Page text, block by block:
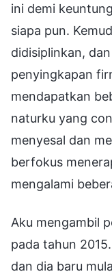
ini demi
siapa pun.
didisiplinkan,
penyingkapan
mendapatkan
naturku yang
menyesal dan
berfokus
mengalami
Aku mengambil
pada tahun
dan dia baru